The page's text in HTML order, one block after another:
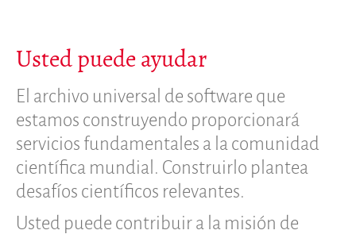
Usted puede ayudar
El archivo universal de software que
estamos construyendo proporcionará
servicios fundamentales a la comunidad
científica mundial. Construirlo plantea
desafíos científicos relevantes.
Usted puede contribuir a la misión de